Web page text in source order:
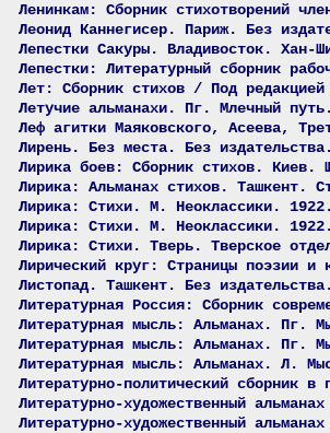
Ленинкам: Сборник стихотворений
Леонид Каннегисер. Париж. Без
Лепестки Сакуры. Владивосток. Хан-
Лепестки: Литературный сборник
Лет: Сборник стихов / Под
Летучие альманахи. Пг. Млечный
Леф агитки Маяковского, Асеева,
Лирень. Без места. Без
Лирика боев: Сборник стихов. Киев.
Лирика: Альманах стихов. Ташкент.
Лирика: Стихи. М. Неоклассики.
Лирика: Стихи. М. Неоклассики.
Лирика: Стихи. Тверь. Тверское
Лирический круг: Страницы поэзии
Листопад. Ташкент. Без
Литературная Россия: Сборник
Литературная мысль: Альманах. Пг.
Литературная мысль: Альманах. Пг.
Литературная мысль: Альманах. Л.
Литературно-политический сборник
Литературно-художественный
Литературно-художественный